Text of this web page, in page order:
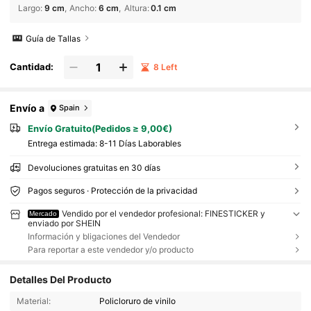
Largo: 9 cm Ancho: 6 cm Altura:0.1 cm
Guía de Tallas
Cantidad: 8 Left
Envío a Spain
Envío Gratuito(Pedidos ≥ 9,00€)
Entrega estimada: 8-11 Días Laborables
Devoluciones gratuitas en 30 días
Pagos seguros · Protección de la privacidad
Mercado
Vendido por el vendedor profesional: FINESTICKER y
enviado por SHEIN
Información y bligaciones del Vendedor
Para reportar a este vendedor y/o producto
Detalles Del Producto
Material: Policloruro de vinilo